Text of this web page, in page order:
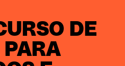
DE
PARA